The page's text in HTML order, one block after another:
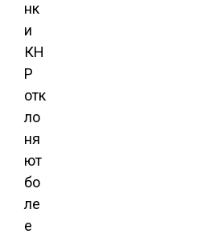
нк
и
КН
Р
отк
ло
ня
ют
бо
ле
е